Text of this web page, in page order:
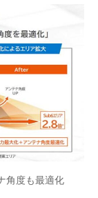
角度も最適化